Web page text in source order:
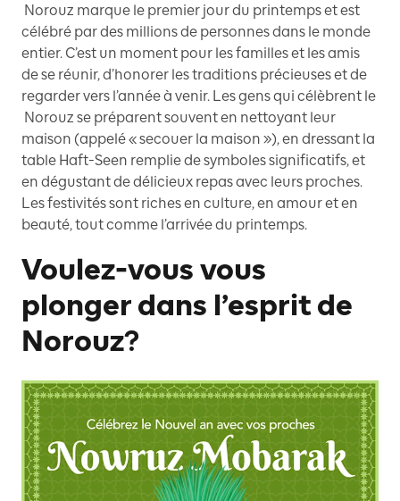
Norouz marque le premier jour du printemps et est
célébré par des millions de personnes dans le monde
entier. C’est un moment pour les familles et les amis
de se réunir, d’honorer les traditions précieuses et de
regarder vers l’année à venir. Les gens qui célèbrent le
Norouz se préparent souvent en nettoyant leur
maison (appelé « secouer la maison »), en dressant la
table Haft-Seen remplie de symboles significatifs, et
en dégustant de délicieux repas avec leurs proches.
Les festivités sont riches en culture, en amour et en
beauté, tout comme l’arrivée du printemps.
Voulez-vous vous
plonger dans l’esprit de
Norouz?